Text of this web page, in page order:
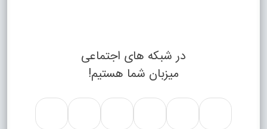
در شبکه های اجتماعی
میزبان شما هستیم!